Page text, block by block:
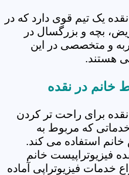
یک تیم قوی دارد که در
بچه و بزرگسال در
و متخصصی در این
هستند.
خانم در نقده
برای راحت تر کردن
که مربوط به
استفاده می کند.
فیزیوتراپیست خانم
خدمات فیزیوتراپی آماده